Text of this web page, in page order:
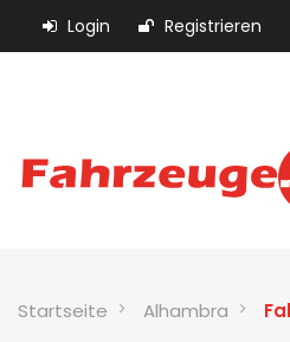
Login Registrieren
Startseite Alhambra